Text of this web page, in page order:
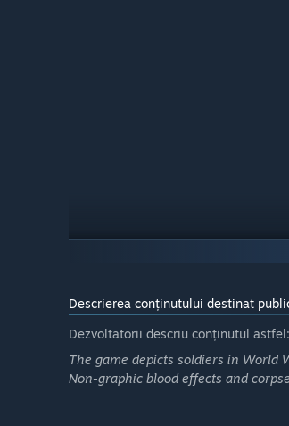
Descrierea conținutului destinat
Dezvoltatorii descriu conținutul astfel:
The game depicts soldiers in World
Non-graphic blood effects and